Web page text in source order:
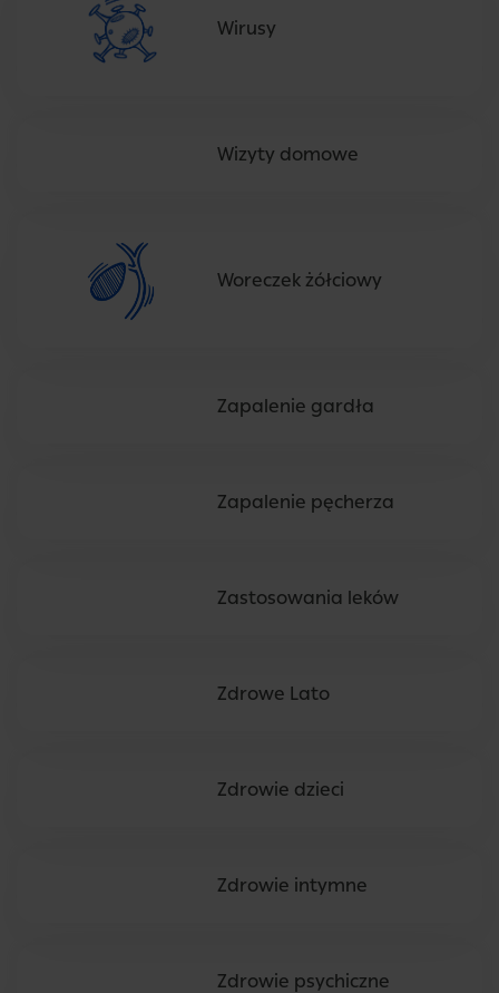
Wirusy
Wizyty domowe
Woreczek żółciowy
Zapalenie gardła
Zapalenie pęcherza
Zastosowania leków
Zdrowe Lato
Zdrowie dzieci
Zdrowie intymne
Zdrowie psychiczne